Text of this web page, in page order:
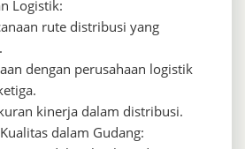
Logistik:
rute distribusi yang
dengan perusahaan logistik
kinerja dalam distribusi.
dalam Gudang: